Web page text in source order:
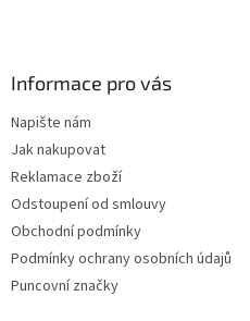
Informace pro vás
Napište nám
Jak nakupovat
Reklamace zboží
Odstoupení od smlouvy
Obchodní podmínky
Podmínky ochrany osobních údajů
Puncovní značky